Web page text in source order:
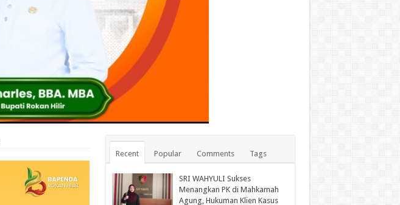
Recent
Popular Comments Tags
SRI WAHYULI Sukses
Menangkan PK di Mahkamah
Agung, Hukuman Klien Kasus